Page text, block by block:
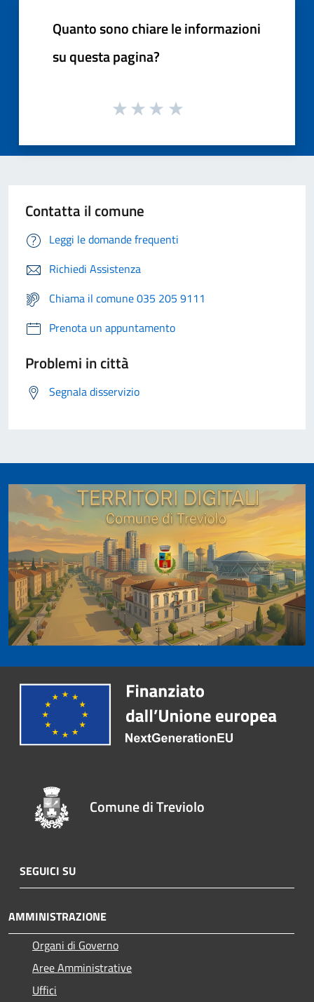
Quanto sono chiare le informazioni
su questa pagina?
Contatta il comune
Leggi le domande frequenti
Richiedi Assistenza
Chiama il comune 035 205 9111
Prenota un appuntamento
Problemi in città
Segnala disservizio
Comune di Treviolo
SEGUICI SU
AMMINISTRAZIONE
Organi di Governo
Aree Amministrative
Uffici